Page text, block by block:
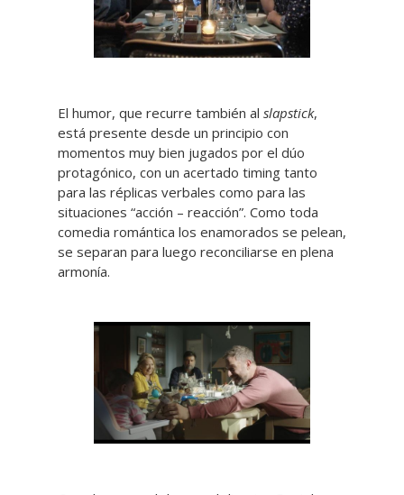
El humor, que recurre también al slapstick,
está presente desde un principio con
momentos muy bien jugados por el dúo
protagónico, con un acertado timing tanto
para las réplicas verbales como para las
situaciones “acción – reacción”. Como toda
comedia romántica los enamorados se pelean,
se separan para luego reconciliarse en plena
armonía.